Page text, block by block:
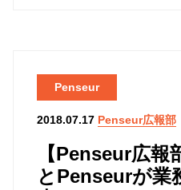
【Penseur広報
とPenseurが業
Penseur
2018.07.17 Penseur広報部